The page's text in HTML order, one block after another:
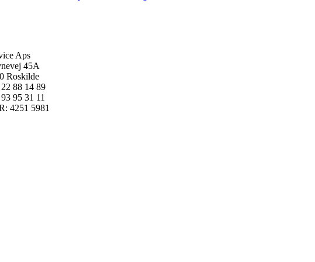
Aps
45A
Roskilde
88 14 89
95 31 11
4251 5981